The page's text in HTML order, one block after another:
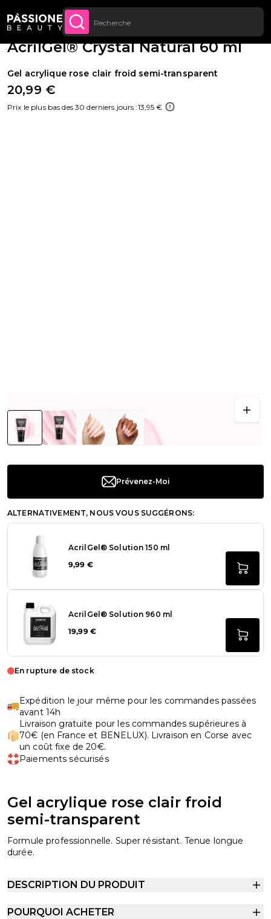
Jusqu’à 20 € de réduction sur votre
première commande
CONTENU
Fil d'Ariane
Reconstruction de l'ongle
AcrilGel® Crystal Natural 60 ml
Gel acrylique rose clair froid semi-transparent
20,99 €
Prix le plus bas des 30 derniers jours :13,95 €
Prévenez-Moi
ALTERNATIVEMENT, NOUS VOUS SUGGÉRONS:
AcrilGel® Solution 150 ml
9,99 €
AcrilGel® Solution 960 ml
19,99 €
En rupture de stock
Expédition le jour même pour les commandes passées
avant 14h
Livraison gratuite pour les commandes supérieures à
70€ (en France et BENELUX). Livraison en Corse avec
un coût fixe de 20€.
Paiements sécurisés
Gel acrylique rose clair froid
semi-transparent
Formule professionnelle. Super résistant. Tenue longue
durée.
DESCRIPTION DU PRODUIT
POURQUOI ACHETER